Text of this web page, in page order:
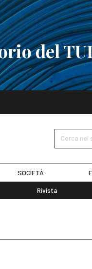
del
Cerca nel
SOCIETÀ
Rivista